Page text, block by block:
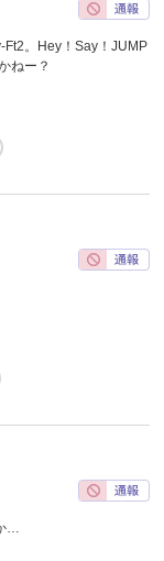
Ft2。Hey！Say！JUMP
ねー？
…